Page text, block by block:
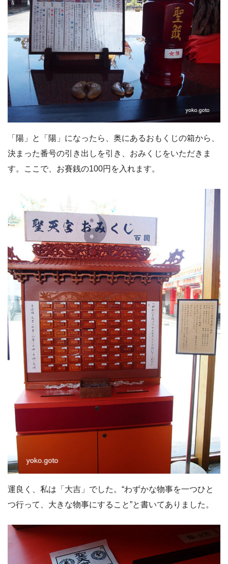
「陽」と「陽」になったら、奥にあるおもくじの箱から、
決まった番号の引き出しを引き、おみくじをいただきま
す。ここで、お賽銭の100円を入れます。
運良く、私は「大吉」でした。“わずかな物事を一つひと
つ行って、大きな物事にすること”と書いてありました。